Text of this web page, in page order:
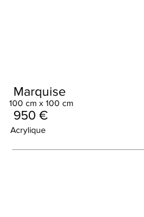
Marquise
Acrylique
950 €
100 cm x 100 cm